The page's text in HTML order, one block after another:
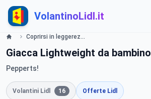
VolantinoLidl.it
Coprirsi in leggerezza Lidl
Giacca Lightweight da bambino
Pepperts!
Volantini Lidl 16 Offerte Lidl